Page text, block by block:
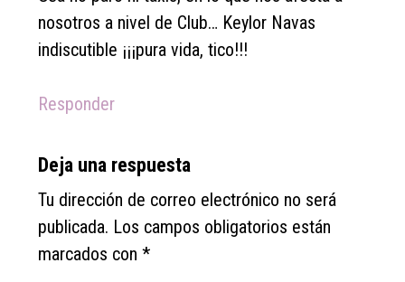
nosotros a nivel de Club… Keylor Navas
indiscutible ¡¡¡pura vida, tico!!!
Responder
Deja una respuesta
Tu dirección de correo electrónico no será
publicada. Los campos obligatorios están
marcados con*